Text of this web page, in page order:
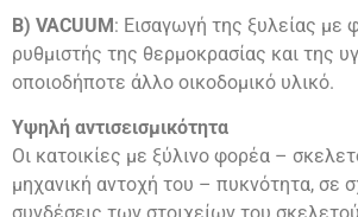
Β) VACUUM: Εισαγωγή της ξυλείας με
ρυθμιστής της θερμοκρασίας και της
οποιοδήποτε άλλο οικοδομικό υλικό.
Υψηλή αντισεισμικότητα
Οι κατοικίες με ξύλινο φορέα –
μηχανική αντοχή του – πυκνότητα, σε